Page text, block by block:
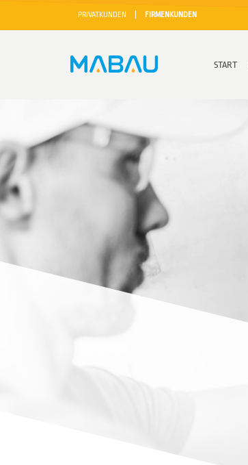
PRIVATKUNDEN FIRMENKUNDEN
START